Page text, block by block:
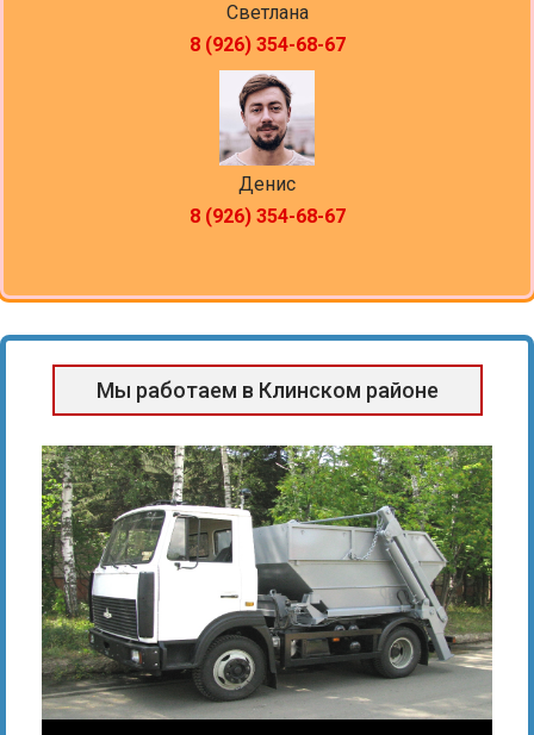
Светлана
8 (926) 354-68-67
Денис
8 (926) 354-68-67
Мы работаем в Клинском районе